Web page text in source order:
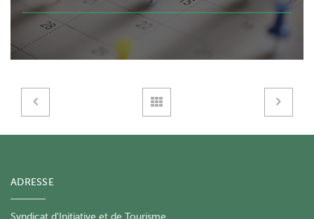
ADRESSE
Syndicat d'Initiative et de Tourisme